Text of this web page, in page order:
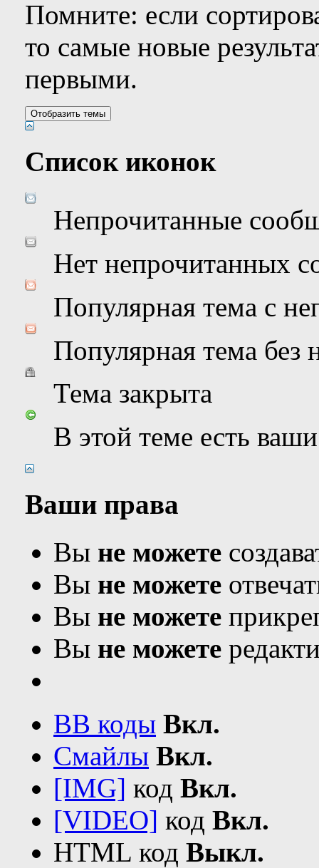
Помните: если
то самые новые
первыми.
Список иконок
Непрочитанные
Нет непрочитанных
Популярная тема с
Популярная тема
Тема закрыта
В этой теме есть
Ваши права
Вы не можете
Вы не можете
Вы не можете
Вы не можете
BB коды Вкл.
Смайлы Вкл.
[IMG] код Вкл.
[VIDEO] код Вкл.
HTML код Выкл.